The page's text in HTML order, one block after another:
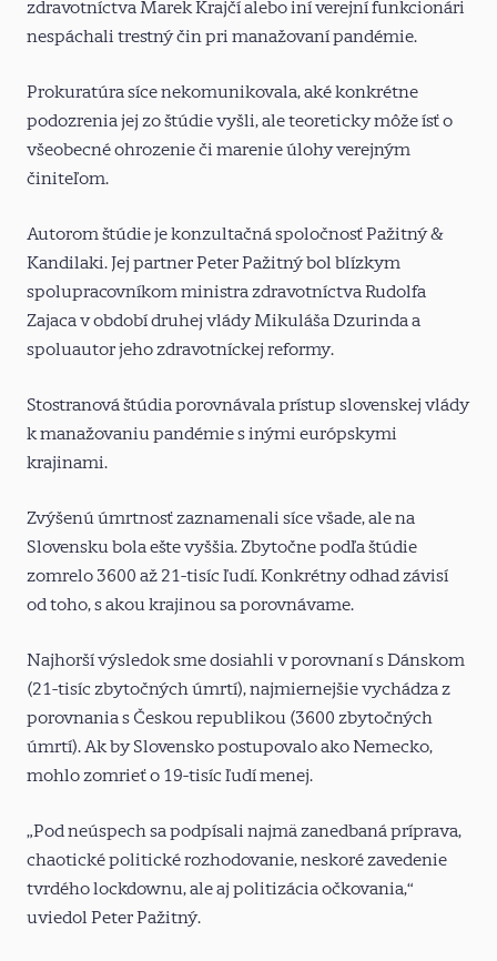
zdravotníctva Marek Krajčí alebo iní verejní funkcionári
nespáchali trestný čin pri manažovaní pandémie.
Prokuratúra síce nekomunikovala, aké konkrétne
podozrenia jej zo štúdie vyšli, ale teoreticky môže ísť o
všeobecné ohrozenie či marenie úlohy verejným
činiteľom.
Autorom štúdie je konzultačná spoločnosť Pažitný &
Kandilaki. Jej partner Peter Pažitný bol blízkym
spolupracovníkom ministra zdravotníctva Rudolfa
Zajaca v období druhej vlády Mikuláša Dzurinda a
spoluautor jeho zdravotníckej reformy.
Stostranová štúdia porovnávala prístup slovenskej vlády
k manažovaniu pandémie s inými európskymi
krajinami.
Zvýšenú úmrtnosť zaznamenali síce všade, ale na
Slovensku bola ešte vyššia. Zbytočne podľa štúdie
zomrelo 3600 až 21-tisíc ľudí. Konkrétny odhad závisí
od toho, s akou krajinou sa porovnávame.
Najhorší výsledok sme dosiahli v porovnaní s Dánskom
(21-tisíc zbytočných úmrtí), najmiernejšie vychádza z
porovnania s Českou republikou (3600 zbytočných
úmrtí). Ak by Slovensko postupovalo ako Nemecko,
mohlo zomrieť o 19-tisíc ľudí menej.
„Pod neúspech sa podpísali najmä zanedbaná príprava,
chaotické politické rozhodovanie, neskoré zavedenie
tvrdého lockdownu, ale aj politizácia očkovania,“
uviedol Peter Pažitný.